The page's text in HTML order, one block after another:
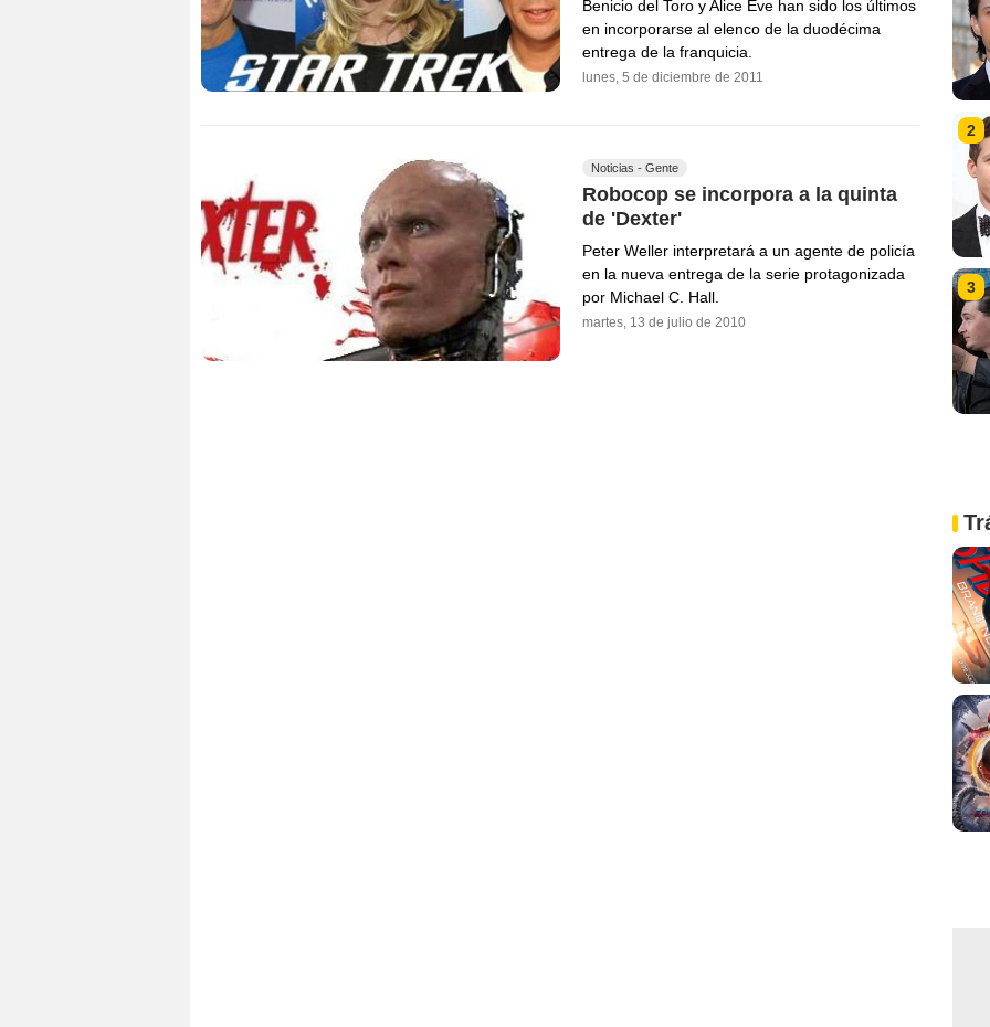
Benicio del Toro y Alice Eve han sido los últimos
en incorporarse al elenco de la duodécima
entrega de la franquicia.
lunes, 5 de diciembre de 2011
Noticias - Gente
Robocop se incorpora a la quinta
de 'Dexter'
Peter Weller interpretará a un agente de policía
en la nueva entrega de la serie protagonizada
por Michael C. Hall.
martes, 13 de julio de 2010
2
3